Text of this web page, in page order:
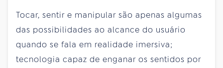
Tocar, sentir e manipular são apenas algumas
das possibilidades ao alcance do usuário
quando se fala em realidade imersiva;
tecnologia capaz de enganar os sentidos por